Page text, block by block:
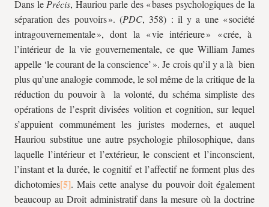
Dans le Précis, Hauriou parle des « bases psychologiques de la
séparation des pouvoirs ». (PDC, 358) : il y a une « société
intragouvernementale », dont la « vie intérieure » « crée, à
l’intérieur de la vie gouvernementale, ce que William James
appelle ‘le courant de la conscience’ ». Je crois qu’il y a là bien
plus qu’une analogie commode, le sol même de la critique de la
réduction du pouvoir à la volonté, du schéma simpliste des
opérations de l’esprit divisées volition et cognition, sur lequel
s’appuient communément les juristes modernes, et auquel
Hauriou substitue une autre psychologie philosophique, dans
laquelle l’intérieur et l’extérieur, le conscient et l’inconscient,
l’instant et la durée, le cognitif et l’affectif ne forment plus des
dichotomies
. Mais cette analyse du pouvoir doit également
beaucoup au Droit administratif dans la mesure où la doctrine